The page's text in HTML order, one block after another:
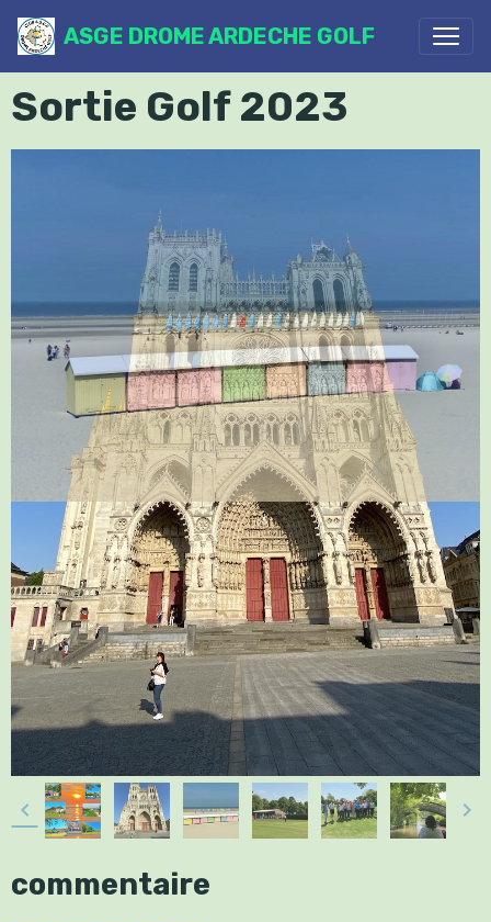
ASGE DROME ARDECHE GOLF
Sortie Golf 2023
commentaire
Pour les golfeurs/golfeuses,
les parcours :
·Golf de Nampont,
·Golf de Wimereux,
·Golf de Belle dune,
·Golf de St Omer,
·Golf de Béthune